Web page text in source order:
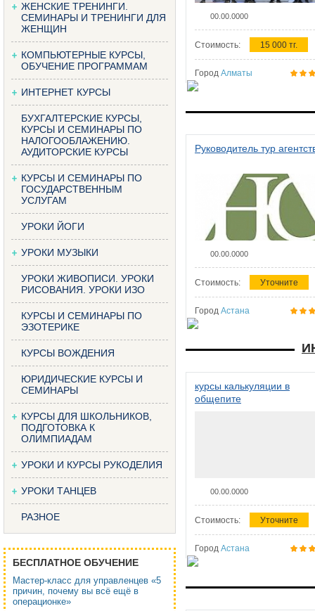
ЖЕНСКИЕ ТРЕНИНГИ.
СЕМИНАРЫ И ТРЕНИНГИ ДЛЯ
ЖЕНЩИН
КОМПЬЮТЕРНЫЕ КУРСЫ,
ОБУЧЕНИЕ ПРОГРАММАМ
ИНТЕРНЕТ КУРСЫ
БУХГАЛТЕРСКИЕ КУРСЫ,
КУРСЫ И СЕМИНАРЫ ПО
НАЛОГООБЛАЖЕНИЮ.
АУДИТОРСКИЕ КУРСЫ
КУРСЫ И СЕМИНАРЫ ПО
ГОСУДАРСТВЕННЫМ
УСЛУГАМ
УРОКИ ЙОГИ
УРОКИ МУЗЫКИ
УРОКИ ЖИВОПИСИ. УРОКИ
РИСОВАНИЯ. УРОКИ ИЗО
КУРСЫ И СЕМИНАРЫ ПО
ЭЗОТЕРИКЕ
КУРСЫ ВОЖДЕНИЯ
ЮРИДИЧЕСКИЕ КУРСЫ И
СЕМИНАРЫ
КУРСЫ ДЛЯ ШКОЛЬНИКОВ,
ПОДГОТОВКА К
ОЛИМПИАДАМ
УРОКИ И КУРСЫ РУКОДЕЛИЯ
УРОКИ ТАНЦЕВ
РАЗНОЕ
БЕСПЛАТНОЕ ОБУЧЕНИЕ
Мастер-класс для управленцев «5
причин, почему вы всё ещё в
операционке»
00.00.0000
Стоимость: 15 000 тг.
Город Алматы
Руководитель тур
00.00.0000
Стоимость: Уточните
Город Астана
курсы калькуляции в
общепите
00.00.0000
Стоимость: Уточните
Город Астана